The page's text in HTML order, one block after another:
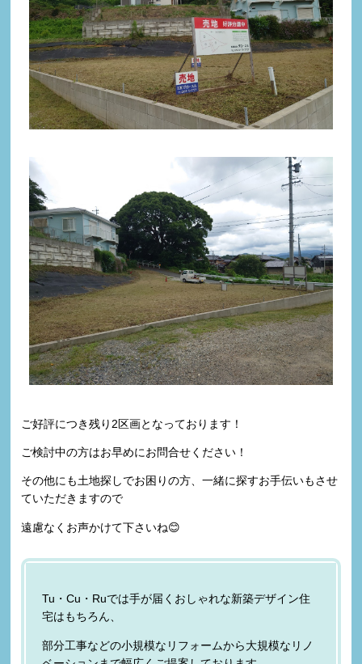
ご好評につき残り2区画となっております！
ご検討中の方はお早めにお問合せください！
その他にも土地探しでお困りの方、一緒に探すお手伝いもさせ
ていただきますので
遠慮なくお声かけて下さいね😊
Tu・Cu・Ruでは手が届くおしゃれな新築デザイン住
宅はもちろん、
部分工事などの小規模なリフォームから大規模なリノ